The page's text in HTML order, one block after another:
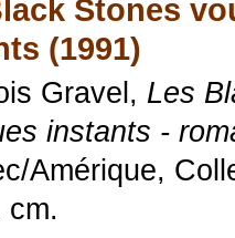
Stones
(1991)
Gravel, Les
instants -
Amérique,
cm.